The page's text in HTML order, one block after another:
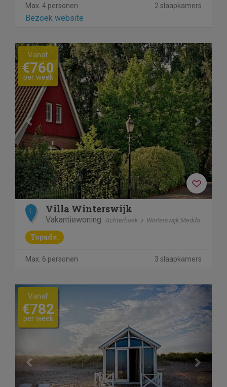
Max. 4 personen 2 slaapkamers
Bezoek website
Previous Next
Vanaf
€760
per week
L Villa Winterswijk
Vakantiewoning Achterhoek Winterswijk Meddo
Topadv.
Max. 6 personen 3 slaapkamers
Previous Next
Vanaf
€782
per week